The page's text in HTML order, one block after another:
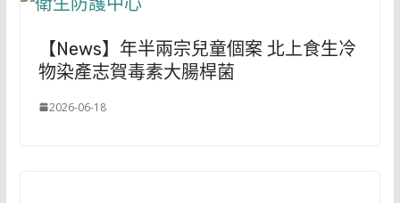
【News】年半兩宗兒童個案 北上食生冷
物染產志賀毒素大腸桿菌
2026-06-18